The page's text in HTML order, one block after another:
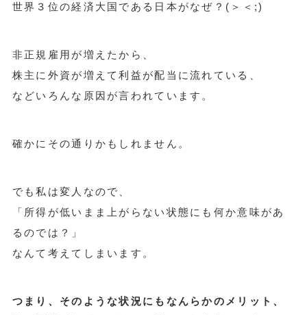
世界３位の経済大国である日本がなぜ？(＞＜;)
非正規雇用が増えたから、
株主に外資が増えて利益が配当に流れている、
などいろんな原因が言われています。
確かにその通りかもしれません。
でも私は変人なので、
「所得が低いまま上がらない状態にも何か意味があ
るのでは？」
なんて考えてしまいます。
つまり、そのような状況にもなんらかのメリット、